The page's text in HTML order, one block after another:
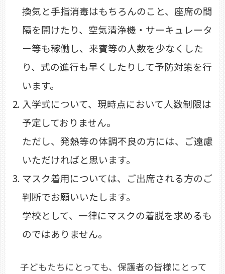
換気と手指消毒はもちろんのこと、座席の間
隔を開けたり、空気清浄機・サーキュレータ
ー等も稼働し、来賓等の人数を少なくした
り、式の進行も早くしたりして予防対策を行
います。
入学式について、現時点において人数制限は
予定しておりません。
ただし、発熱等の体調不良の方には、ご遠慮
いただければと思います。
マスク着用については、ご出席される方のご
判断でお願いいたします。
学校として、一律にマスクの着脱を求めるも
のではありません。
子どもたちにとっても、保護者の皆様にとって